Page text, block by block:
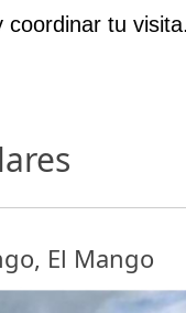
coordinar tu
El Mango